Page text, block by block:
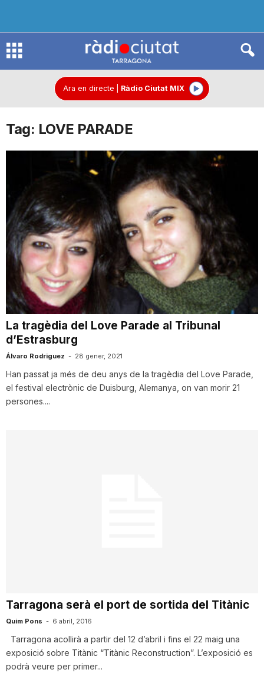
R
d
C
i
u
t
a
r
Ara en directe Ràdio Ciutat MIX
Tag: LOVE PARADE
La tragèdia del Love Parade al Tribunal
d’Estrasburg
Álvaro Rodriguez - 28 gener, 2021
Han passat ja més de deu anys de la tragèdia del Love Parade,
el festival electrònic de Duisburg, Alemanya, on van morir 21
persones....
Tarragona serà el port de sortida del Titànic
Quim Pons - 6 abril, 2016
Tarragona acollirà a partir del 12 d’abril i fins el 22 maig una
exposició sobre Titànic “Titànic Reconstruction”. L’exposició es
podrà veure per primer...